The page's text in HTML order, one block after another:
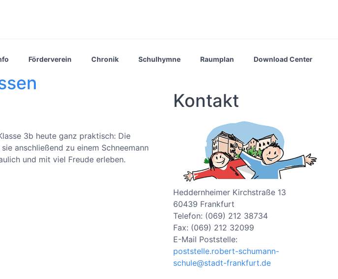
Förderverein Chronik Schulhymne Raumplan Download Center
3b heute ganz praktisch: Die
anschließend zu einem Schneemann
und mit viel Freude erleben.
Kontakt
Heddernheimer Kirchstraße 13
60439 Frankfurt
Telefon: (069) 212 38734
Fax: (069) 212 32099
E-Mail Poststelle:
poststelle.robert-schumann-
schule@stadt-frankfurt.de